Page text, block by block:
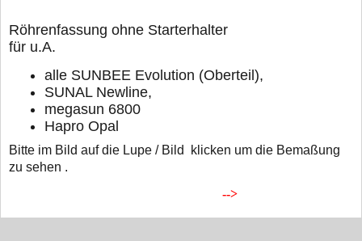
Röhrenfassung ohne Starterhalter
für u.A.
alle SUNBEE Evolution (Oberteil),
SUNAL Newline,
megasun 6800
Hapro Opal
Bitte im Bild auf die Lupe / Bild klicken um die Bemaßung
zu sehen .
-->